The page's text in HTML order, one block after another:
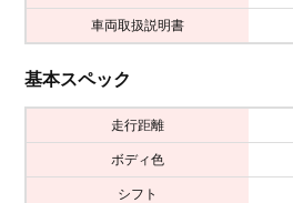
車両取扱説明書
基本スペック
走行距離
ボディ色
シフト